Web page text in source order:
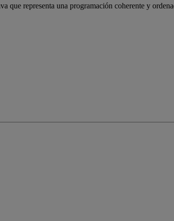
representa una programación coherente y